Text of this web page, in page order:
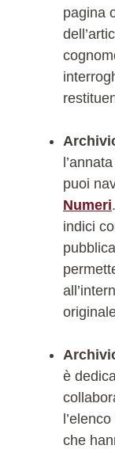
pagina
puoi
Numeri
indici
è
che